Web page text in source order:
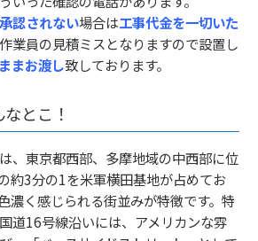
承認されない場合は工事代金を一切いた
業員の見積ミスとなりますので設置し
まお渡し致しております。
とこ！
、東京都西部、多摩地域の中西部に位
約3分の1を米軍横田基地が占めてお
濃く感じられる街並みが特徴です。特
道16号線沿いには、アメリカンな雰